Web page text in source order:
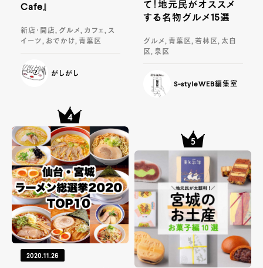
Cafe』
新店・開店, グルメ, カフェ, ス
イーツ, おでかけ, 青葉区
がしがし
て！地元民がオススメ
する名物グルメ15選
グルメ, 青葉区, 若林区, 太白
区, 泉区
S-styleWEB編集室
2020.11.26